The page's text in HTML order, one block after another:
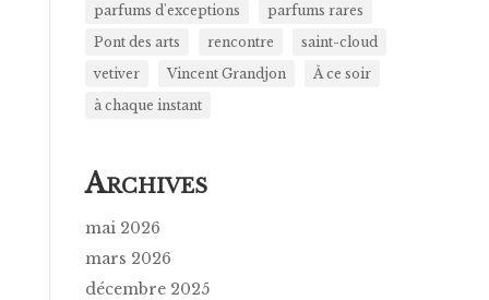
parfums d'exceptions
parfums rares
Pont des arts
rencontre
saint-cloud
vetiver
Vincent Grandjon
À ce soir
à chaque instant
ARCHIVES
mai 2026
mars 2026
décembre 2025